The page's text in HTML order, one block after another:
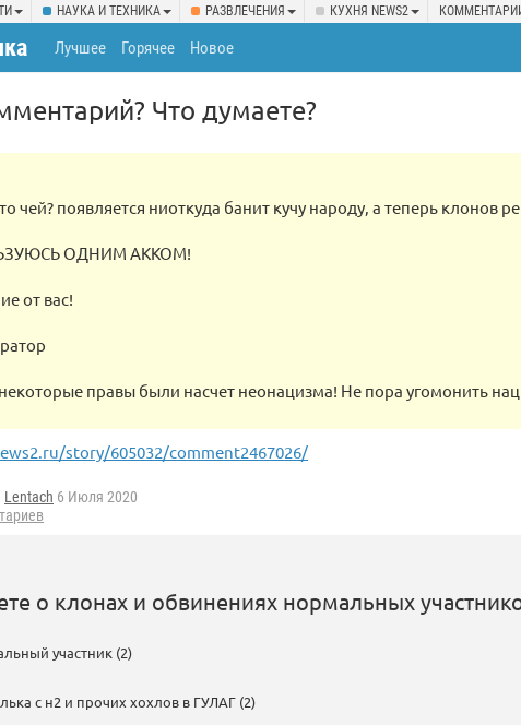
НАУКА И ТЕХНИКА РАЗВЛЕЧЕНИЯ КУХНЯ NEWS2
Лучшее Горячее Новое
Что думаете?
чей? появляется ниоткуда банит кучу народу, а теперь клонов
ОДНИМ АККОМ!
от вас!
правы были насчет неонацизма! Не пора угомонить
story/605032/comment2467026/
Lentach 6 Июля 2020
о клонах и обвинениях нормальных
участник (2)
с н2 и прочих хохлов в ГУЛАГ (2)